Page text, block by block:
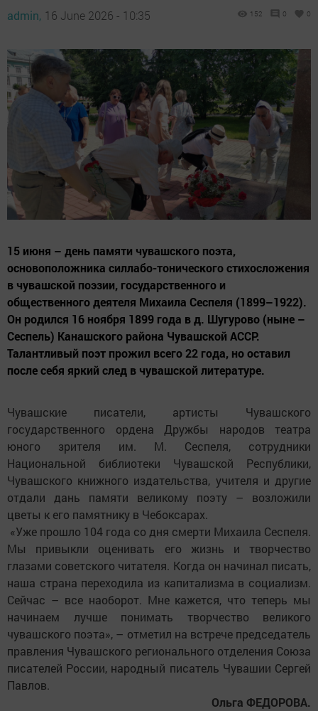
admin, 16 June 2026 - 10:35 152 0 0
15 июня – день памяти чувашского поэта,
основоположника силлабо-тонического стихосложения
в чувашской поэзии, государственного и
общественного деятеля Михаила Сеспеля (1899–1922).
Он родился 16 ноября 1899 года в д. Шугурово (ныне –
Сеспель) Канашского района Чувашской АССР.
Талантливый поэт прожил всего 22 года, но оставил
после себя яркий след в чувашской литературе.
Чувашские писатели, артисты Чувашского
государственного ордена Дружбы народов театра
юного зрителя им. М. Сеспеля, сотрудники
Национальной библиотеки Чувашской Республики,
Чувашского книжного издательства, учителя и другие
отдали дань памяти великому поэту – возложили
цветы к его памятнику в Чебоксарах.
«Уже прошло 104 года со дня смерти Михаила Сеспеля.
Мы привыкли оценивать его жизнь и творчество
глазами советского читателя. Когда он начинал писать,
наша страна переходила из капитализма в социализм.
Сейчас – все наоборот. Мне кажется, что теперь мы
начинаем лучше понимать творчество великого
чувашского поэта», – отметил на встрече председатель
правления Чувашского регионального отделения Союза
писателей России, народный писатель Чувашии Сергей
Павлов.
Ольга ФЕДОРОВА.